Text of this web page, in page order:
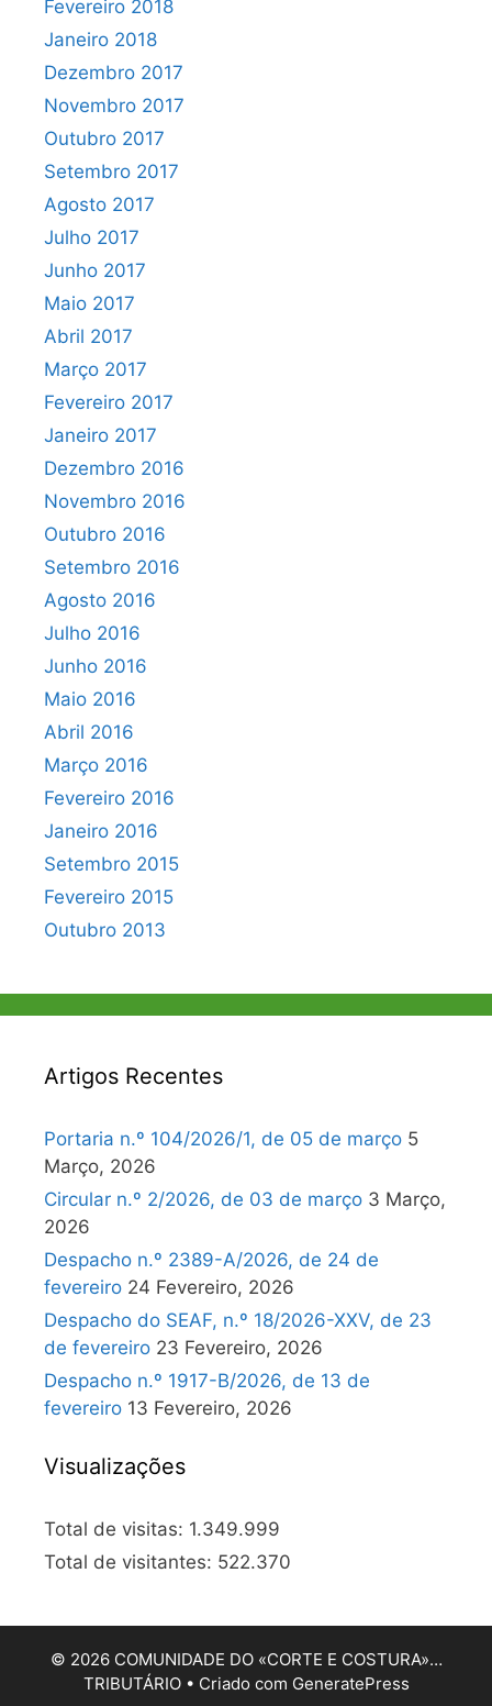
Fevereiro 2018
Janeiro 2018
Dezembro 2017
Novembro 2017
Outubro 2017
Setembro 2017
Agosto 2017
Julho 2017
Junho 2017
Maio 2017
Abril 2017
Março 2017
Fevereiro 2017
Janeiro 2017
Dezembro 2016
Novembro 2016
Outubro 2016
Setembro 2016
Agosto 2016
Julho 2016
Junho 2016
Maio 2016
Abril 2016
Março 2016
Fevereiro 2016
Janeiro 2016
Setembro 2015
Fevereiro 2015
Outubro 2013
Artigos Recentes
Portaria n.º 104/2026/1, de 05 de março 5
Março, 2026
Circular n.º 2/2026, de 03 de março 3 Março,
2026
Despacho n.º 2389-A/2026, de 24 de
fevereiro 24 Fevereiro, 2026
Despacho do SEAF, n.º 18/2026-XXV, de 23
de fevereiro 23 Fevereiro, 2026
Despacho n.º 1917-B/2026, de 13 de
fevereiro 13 Fevereiro, 2026
Visualizações
Total de visitas: 1.349.999
Total de visitantes: 522.370
© 2026 COMUNIDADE DO «CORTE E COSTURA»…
TRIBUTÁRIO• Criado com GeneratePress